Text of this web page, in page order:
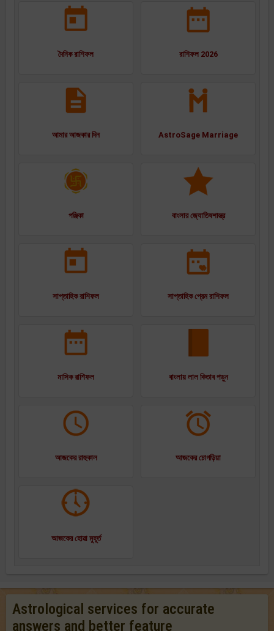
দৈনিক রাশিফল রাশিফল 2026
আমার আজকার দিন AstroSage Marriage
পঞ্জিকা বাংলার জ্যোতিষশাস্ত্র
সাপ্তাহিক রাশিফল সাপ্তাহিক প্রেম রাশিফল
মাসিক রাশিফল বাংলায় লাল কিতাব পড়ুন
আজকের রাহুকাল আজকের চোগড়িয়া
আজকের হোৱা মুহূর্ত
Astrological services for accurate
answers and better feature